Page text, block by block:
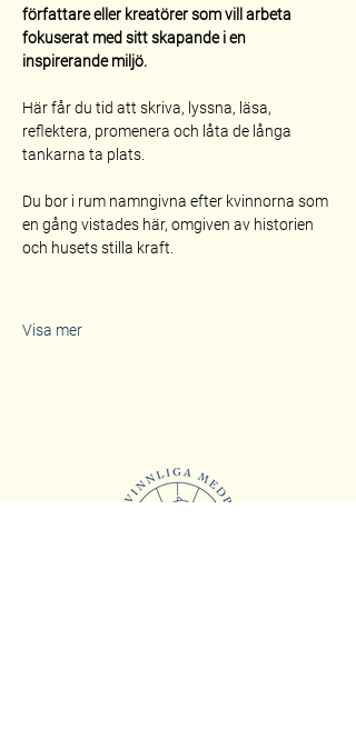
författare eller kreatörer som vill arbeta
fokuserat med sitt skapande i en
inspirerande miljö.
Här får du tid att skriva, lyssna, läsa,
reflektera, promenera och låta de långa
tankarna ta plats.
Du bor i rum namngivna efter kvinnorna som
en gång vistades här, omgiven av historien
och husets stilla kraft.
Visa mer